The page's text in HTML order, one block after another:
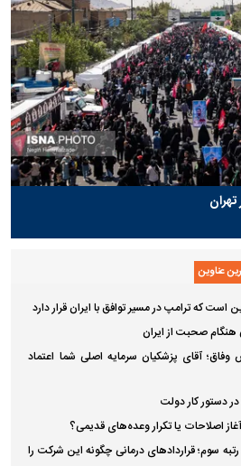
عناوین
صحبت از ایران
وفاق؛ آقای پزشکیان سرمایه اصلی شما اعتماد
دستور کار دولت
اصلاحات یا تکرار وعده‌های قدیمی؟
سوم؛ قراردادهای درمانی چگونه این شرکت را